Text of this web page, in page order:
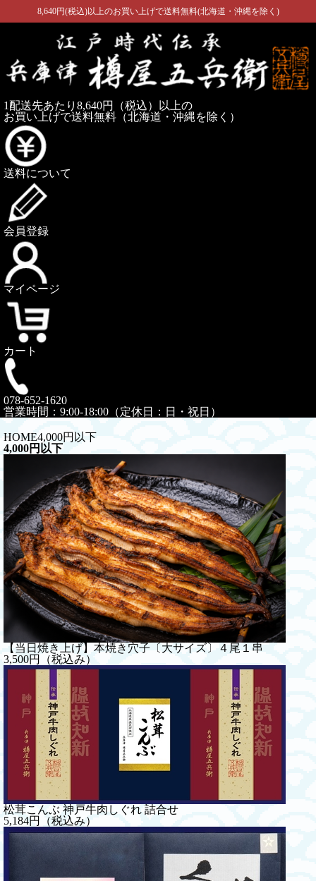
8,640円(税込)以上のお買い上げで送料無料(北海道・沖縄を除く)
1配送先あたり8,640円（税込）以上の
お買い上げで送料無料 （北海道・沖縄を除く）
送料について
会員登録
マイページ
カート
078-652-1620
営業時間：9:00-18:00（定休日：日・祝日）
HOME4,000円以下
4,000円以下
【当日焼き上げ】本焼き穴子〔大サイズ〕４尾１串
3,500円（税込み）
松茸こんぶ 神戸牛肉しぐれ 詰合せ
5,184円（税込み）